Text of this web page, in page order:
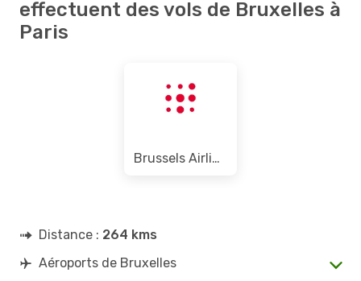
effectuent des vols de Bruxelles à
Paris
Brussels Airlines
Distance : 264 kms
Aéroports de Bruxelles